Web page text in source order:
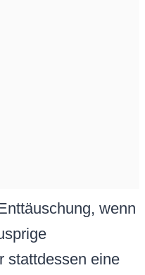
wenn
stattdessen eine